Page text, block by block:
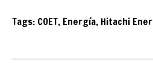
Tags: COET, Energía, Hitachi